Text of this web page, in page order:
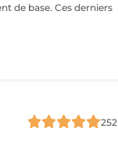
de base. Ces derniers
252